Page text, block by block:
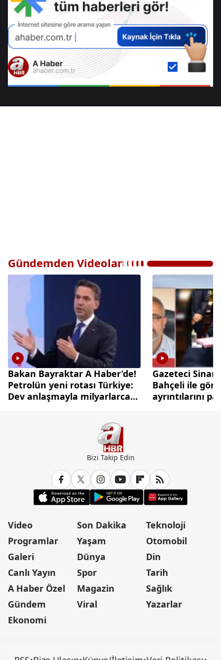
Gündemden Videolar
Bakan Bayraktar A Haber’de!
Petrolün yeni rotası Türkiye:
Dev anlaşmayla milyarlarca
Gazeteci
Bahçeli ile
ayrıntılarını
Bizi Takip Edin
Video
Programlar
Galeri
Canlı Yayın
A Haber Özel
Gündem
Ekonomi
Son Dakika
Yaşam
Dünya
Spor
Magazin
Viral
Teknoloji
Otomobil
Din
Tarih
Sağlık
Yazarlar